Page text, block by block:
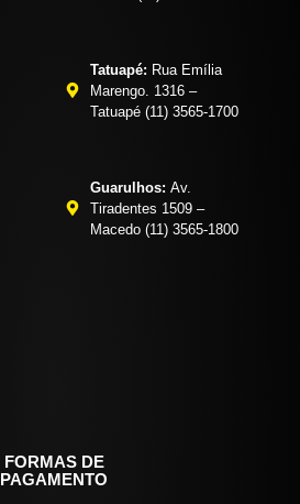
Tatuapé: Rua Emília
Marengo. 1316 –
Tatuapé (11) 3565-1700
Guarulhos: Av.
Tiradentes 1509 –
Macedo (11) 3565-1800
FORMAS DE
PAGAMENTO